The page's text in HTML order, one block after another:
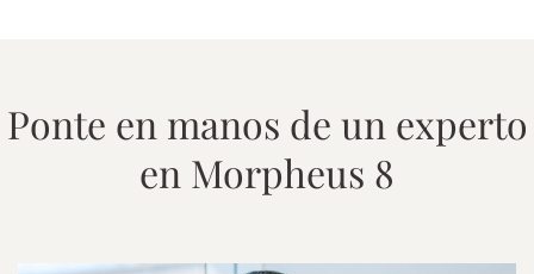
Ponte en manos de un experto
en Morpheus 8